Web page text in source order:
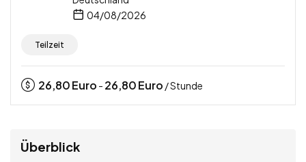
04/08/2026
Teilzeit
26,80Euro - 26,80Euro / Stunde
Überblick